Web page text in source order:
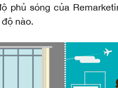
phủ sóng của
nào.